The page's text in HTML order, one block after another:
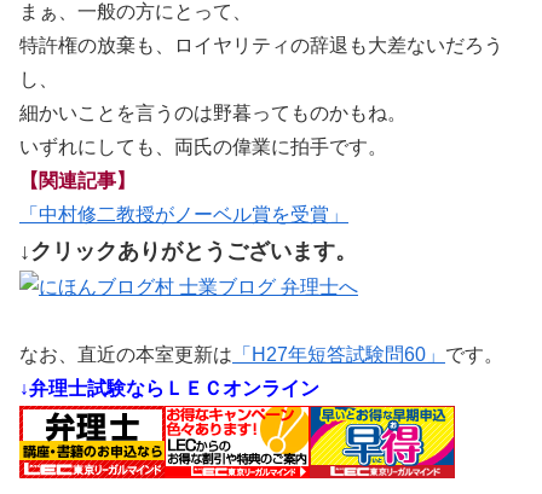
まぁ、一般の方にとって、
特許権の放棄も、ロイヤリティの辞退も大差ないだろう
し、
細かいことを言うのは野暮ってものかもね。
いずれにしても、両氏の偉業に拍手です。
【関連記事】
「中村修二教授がノーベル賞を受賞」
↓クリックありがとうございます。
なお、直近の本室更新は 「H27年短答試験問60」 です。
↓弁理士試験ならＬＥＣオンライン